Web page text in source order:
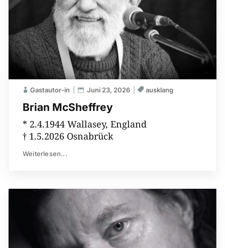
Brian McSheffrey
Gastautor-in Juni 23, 2026 ausklang
* 2.4.1944 Wallasey, England
† 1.5.2026 Osnabrück
Weiterlesen...